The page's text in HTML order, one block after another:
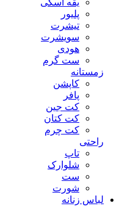
یقه اسکی
پلیور
تیشرت
سویشرت
هودی
ست گرم
زمستانه
کاپشن
پافر
کت جین
کت کتان
کت چرم
راحتی
تاپ
شلوارک
ست
شورت
لباس زنانه